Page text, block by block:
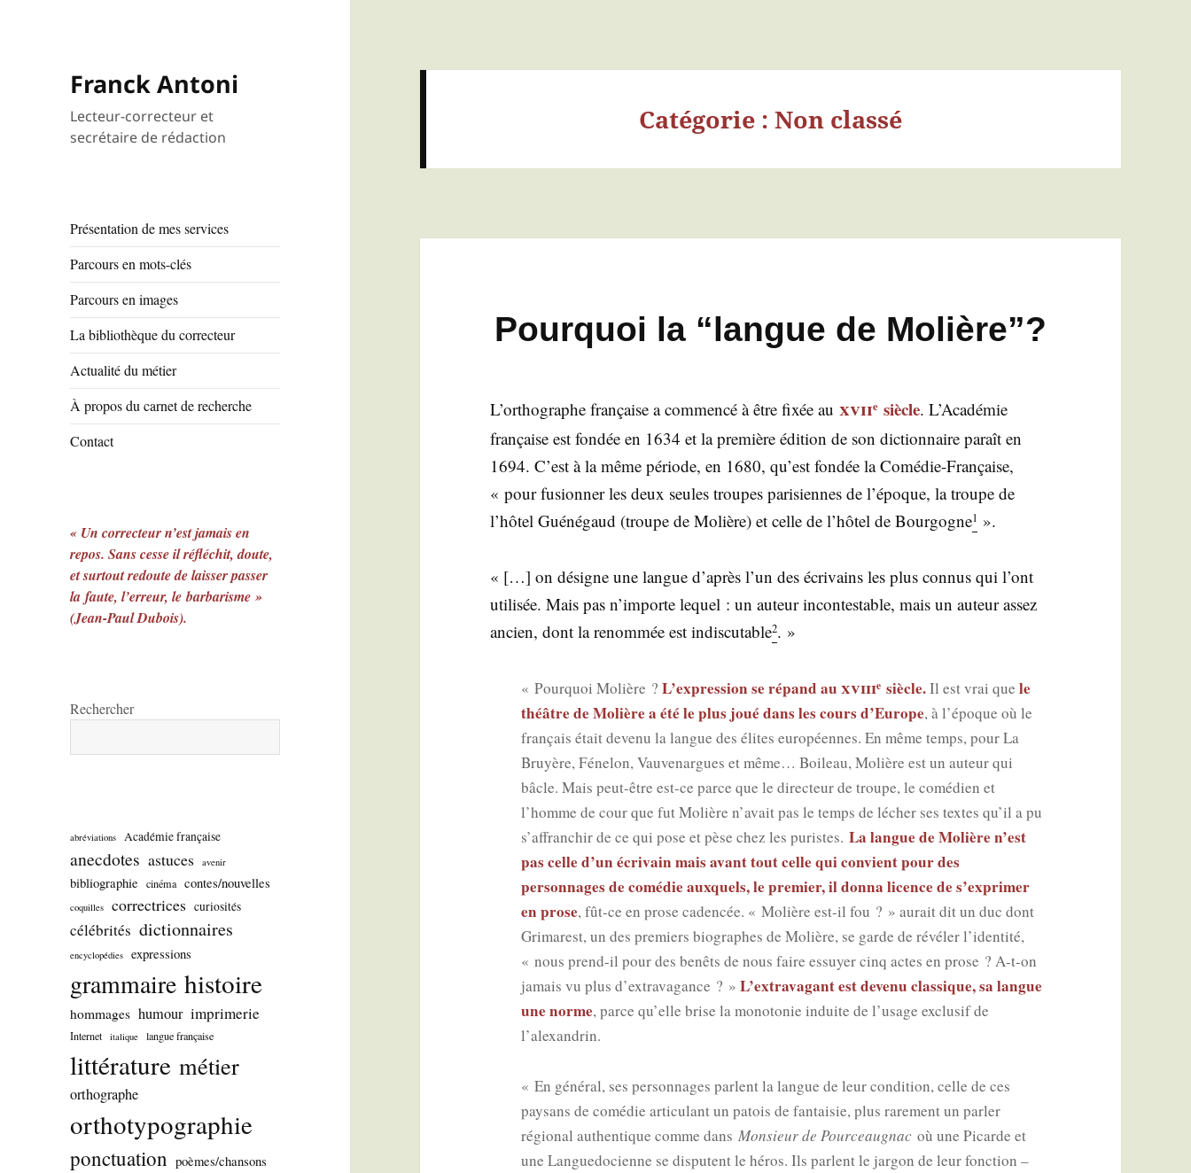
Franck Antoni
Lecteur-correcteur et
secrétaire de rédaction
Présentation de mes services
Parcours en mots-clés
Parcours en images
La bibliothèque du correcteur
Actualité du métier
À propos du carnet de recherche
Contact
« Un correcteur n’est jamais en
repos. Sans cesse il réfléchit, doute,
et surtout redoute de laisser passer
la faute, l’erreur, le barbarisme »
(Jean-Paul Dubois).
Rechercher
abréviations Académie française
anecdotes astuces avenir
bibliographie cinéma contes/nouvelles
coquilles correctrices curiosités
célébrités dictionnaires
encyclopédies expressions
grammaire histoire
hommages humour imprimerie
Internet italique langue française
littérature métier
orthographe
orthotypographie
ponctuation poèmes/chansons
Catégorie :Non classé
Pourquoi la “langue de Molière”?
L’or­tho­graphe fran­çaise a com­men­cé à être fixée auxviie siècle. L’A­ca­dé­mie
fran­çaise est fon­dée en 1634 et la pre­mière édi­tion de son dic­tion­naire paraît en
1694. C’est à la même période, en 1680, qu’est fon­dée la Comé­die-Fran­çaise,
« pour fusion­ner les deux seules troupes pari­siennes de l’é­poque, la troupe de
l’hô­tel Gué­né­gaud (troupe de Molière) et celle de l’hô­tel de Bour­gogne1 ».
« […] on désigne une langue d’après l’un des écri­vains les plus connus qui l’ont
uti­li­sée. Mais pas n’importe lequel : un auteur incon­tes­table, mais un auteur assez
ancien, dont la renom­mée est indis­cu­table2. »
« Pour­quoi Molière ? L’ex­pres­sion se répand au xviiiesiècle.Il est vrai que le
théâtre de Molière a été le plus joué dans les cours d’Eu­rope, à l’é­poque où le
fran­çais était deve­nu la langue des élites euro­péennes. En même temps, pour La
Bruyère, Féne­lon, Vau­ve­nargues et même… Boi­leau, Molière est un auteur qui
bâcle. Mais peut-être est-ce parce que le direc­teur de troupe, le comé­dien et
l’homme de cour que fut Molière n’a­vait pas le temps de lécher ses textes qu’il a pu
s’af­fran­chir de ce qui pose et pèse chez les puristes. La langue de Molière n’est
pas celle d’un écri­vain mais avant tout celle qui convient pour des
per­son­nages de comé­die aux­quels, le pre­mier, il don­na licence de s’ex­pri­mer
en prose, fût-ce en prose caden­cée. « Molière est-il fou ? » aurait dit un duc dont
Gri­ma­rest, un des pre­miers bio­graphes de Molière, se garde de révé­ler l’i­den­ti­té,
« nous prend-il pour des benêts de nous faire essuyer cinq actes en prose ? A-t-on
jamais vu plus d’ex­tra­va­gance ? » L’ex­tra­va­gant est deve­nu clas­sique, sa langue
une norme, parce qu’elle brise la mono­to­nie induite de l’u­sage exclu­sif de
l’alexandrin.
« En géné­ral, ses per­son­nages parlent la langue de leur condi­tion, celle de ces
pay­sans de comé­die arti­cu­lant un patois de fan­tai­sie, plus rare­ment un par­ler
régio­nal authen­tique comme dans Mon­sieur de Pour­ceau­gnacoù une Picarde et
une Lan­gue­do­cienne se dis­putent le héros. Ils parlent le jar­gon de leur fonc­tion –